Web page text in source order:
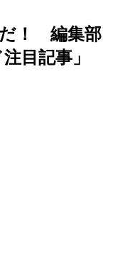
！ 編集部
目記事」